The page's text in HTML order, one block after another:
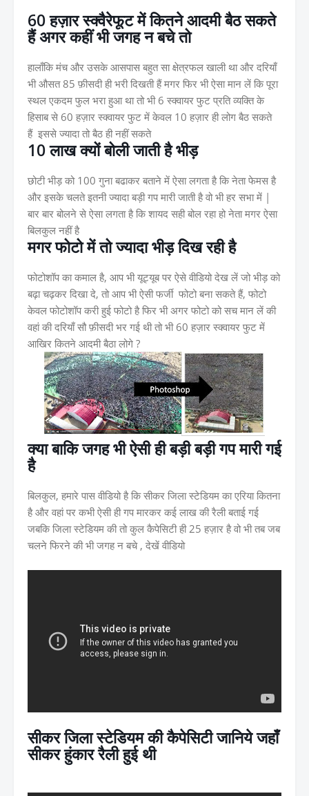
60 हज़ार स्क्वैरेफूट में कितने आदमी बैठ सकते
हैं अगर कहीं भी जगह न बचे तो
हालाँकि मंच और उसके आसपास बहुत सा क्षेत्रफल खाली था और दरियाँ
भी औसत 85 फ़ीसदी ही भरी दिखती हैं मगर फिर भी ऐसा मान लें कि पूरा
स्थल एकदम फुल भरा हुआ था तो भी 6 स्क्वायर फुट प्रति व्यक्ति के
हिसाब से 60 हज़ार स्क्वायर फुट में केवल 10 हज़ार ही लोग बैठ सकते
हैं इससे ज्यादा तो बैठ ही नहीं सकते
10 लाख क्यों बोली जाती है भीड़
छोटी भीड़ को 100 गुना बढाकर बताने में ऐसा लगता है कि नेता फेमस है
और इसके चलते इतनी ज्यादा बड़ी गप मारी जाती है वो भी हर सभा में |
बार बार बोलने से ऐसा लगता है कि शायद सही बोल रहा हो नेता मगर ऐसा
बिलकुल नहीं है
मगर फोटो में तो ज्यादा भीड़ दिख रही है
फोटोशॉप का कमाल है, आप भी यूट्यूब पर ऐसे वीडियो देख लें जो भीड़ को
बढ़ा चढ़कर दिखा दे, तो आप भी ऐसी फर्जी फोटो बना सकते हैं, फोटो
केवल फोटोशॉप करी हुई फोटो है फिर भी अगर फोटो को सच मान लें की
वहां की दरियाँ सौ फ़ीसदी भर गई थी तो भी 60 हज़ार स्क्वायर फुट में
आखिर कितने आदमी बैठा लोगे ?
क्या बाकि जगह भी ऐसी ही बड़ी बड़ी गप मारी गई
है
बिलकुल, हमारे पास वीडियो है कि सीकर जिला स्टेडियम का एरिया कितना
है और वहां पर कभी ऐसी ही गप मारकर कई लाख की रैली बताई गई
जबकि जिला स्टेडियम की तो कुल कैपेसिटी ही 25 हज़ार है वो भी तब जब
चलने फिरने की भी जगह न बचे , देखें वीडियो
सीकर जिला स्टेडियम की कैपेसिटी जानिये जहाँ
सीकर हुंकार रैली हुई थी